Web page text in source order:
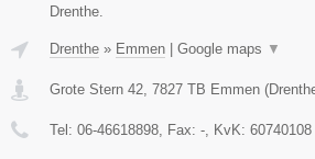
Drenthe.
Drenthe » Emmen | Google maps ▼
Grote Stern 42 7827 TB Emmen (
Tel: 06-46618898 , Fax: - , KvK: 60740108